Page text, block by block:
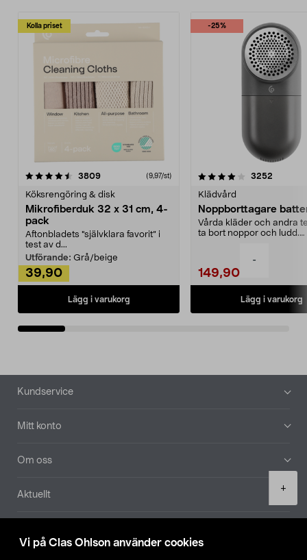
Vi på Clas Ohlson använder cookies
-
+
Kolla priset
3809recensioner (9,97/st)
Köksrengöring & disk
Mikrofiberduk 32 x 31 cm, 4-
pack
Aftonbladets "självklara favorit” i
test av d...
Utförande: Grå/beige
39,90
Lägg i varukorg
-25%
4.0av 5 stjärnor 3252
Klädvård
Noppborttagare
Vårda kläder och andra
ta bort noppor och ludd.
149,90
Lägg i varukorg
4.5av 5 stjärnor
Sidfot
Kundservice
Mitt konto
Om oss
Aktuellt